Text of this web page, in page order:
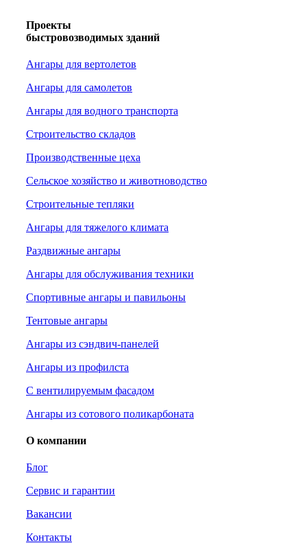
Проекты
быстровозводимых зданий
Ангары для вертолетов
Ангары для самолетов
Ангары для водного транспорта
Строительство складов
Производственные цеха
Сельское хозяйство и животноводство
Строительные тепляки
Ангары для тяжелого климата
Раздвижные ангары
Ангары для обслуживания техники
Спортивные ангары и павильоны
Тентовые ангары
Ангары из сэндвич-панелей
Ангары из профилста
С вентилируемым фасадом
Ангары из сотового поликарбоната
О компании
Блог
Сервис и гарантии
Вакансии
Контакты